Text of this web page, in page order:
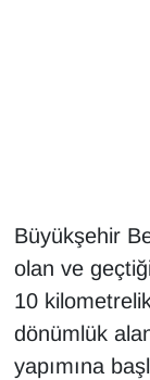
Büyükşehir
olan ve
10
dönümlük
yapımına
Kadın
Kamu
Kim